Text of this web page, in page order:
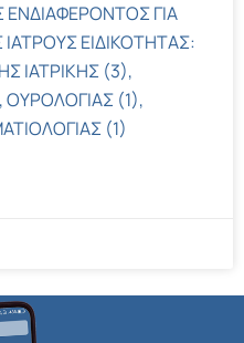
ΓΙΑ
ΙΑΤΡΟΥΣ ΕΙΔΙΚΟΤΗΤΑΣ:
ΙΑΤΡΙΚΗΣ (3),
(1),
(1)